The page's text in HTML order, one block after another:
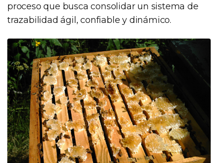
proceso que busca consolidar un sistema de
trazabilidad ágil, confiable y dinámico.